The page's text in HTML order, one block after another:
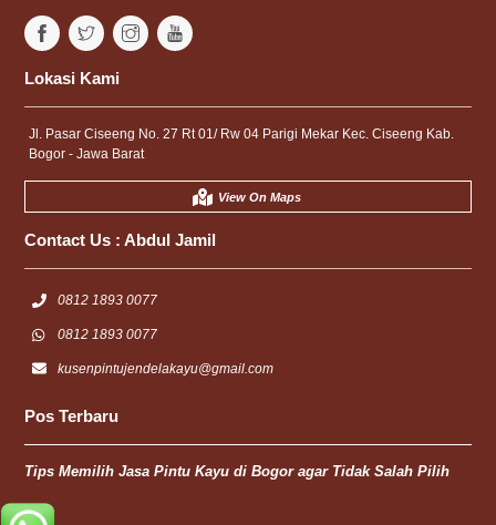
Lokasi Kami
Jl. Pasar Ciseeng No. 27 Rt 01/ Rw 04 Parigi Mekar Kec. Ciseeng Kab.
Bogor - Jawa Barat
View On Maps
Contact Us :Abdul Jamil
0812 1893 0077
0812 1893 0077
kusenpintujendelakayu@gmail.com
Pos Terbaru
Tips Memilih Jasa Pintu Kayu di Bogor agar Tidak Salah Pilih